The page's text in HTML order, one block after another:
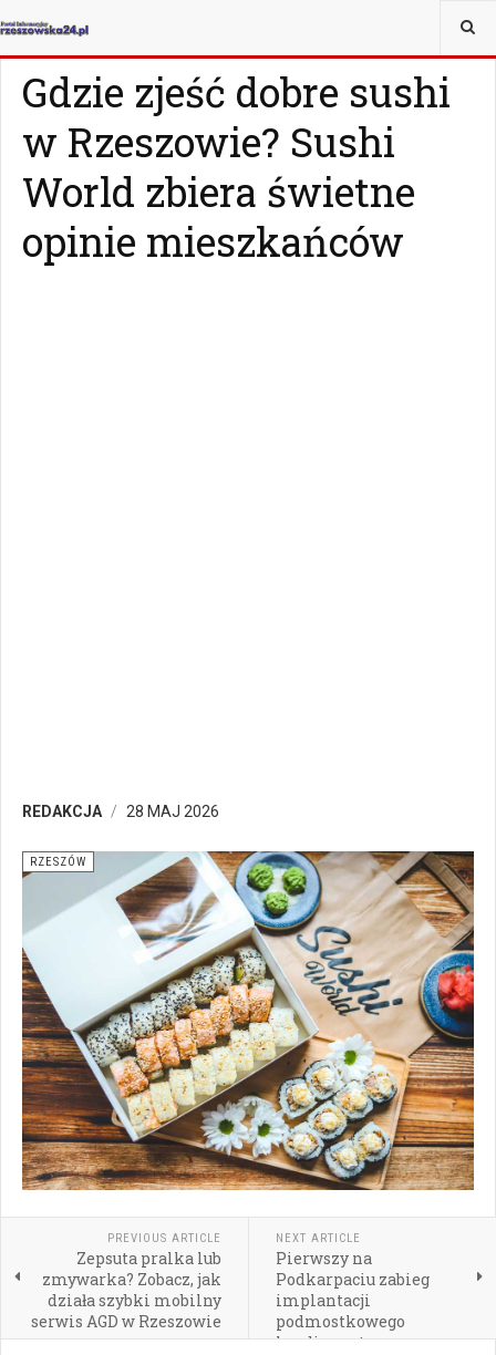
JESTEŚ TUTAJ:
Gdzie zjeść dobre sushi
w Rzeszowie? Sushi
World zbiera świetne
opinie mieszkańców
REDAKCJA 28 MAJ 2026
RZESZÓW
PREVIOUS ARTICLE
Zepsuta pralka lub
zmywarka? Zobacz, jak
działa szybki mobilny
serwis AGD w Rzeszowie
NEXT ARTICLE
Pierwszy na
Podkarpaciu zabieg
implantacji
podmostkowego
kardiowertera-